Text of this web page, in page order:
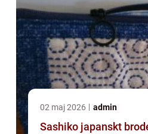
02 maj 2026 admin
Sashiko japanskt broderi med rytm,